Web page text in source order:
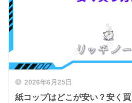
2026年6月25日
紙コップはどこが安い？安く